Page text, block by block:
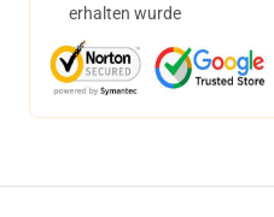
erhalten wurde